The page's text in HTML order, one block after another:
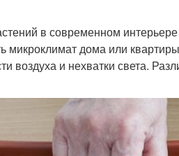
в современном
микроклимат дома или
воздуха и нехватки света.